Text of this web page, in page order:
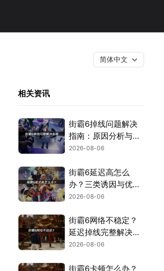
简体中文
相关资讯
街霸6掉线问题解决
指南：原因分析与网
络优化技巧！
2026-08-06
街霸6延迟高怎么
办？三类诱因与优化
解决方案！
2026-08-06
街霸6网络不稳定？
延迟掉线完整解决指
南！
2026-08-06
街霸6卡顿怎么办？